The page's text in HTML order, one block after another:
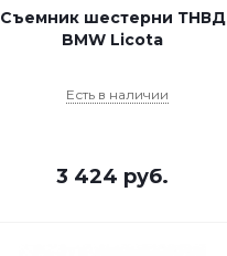
Съемник шестерни ТНВД
BMW Licota
Есть в наличии
3 424 руб.